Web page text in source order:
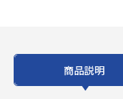
商品説明